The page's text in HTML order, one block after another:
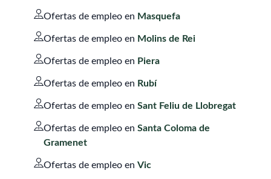
Ofertas de empleo en Masquefa
Ofertas de empleo en Molins de Rei
Ofertas de empleo en Piera
Ofertas de empleo en Rubí
Ofertas de empleo en Sant Feliu de Llobregat
Ofertas de empleo en Santa Coloma de
Gramenet
Ofertas de empleo en Vic